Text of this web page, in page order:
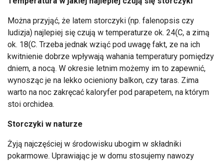
Można przyjąć, że latem storczyki (np. falenopsis czy
ludizja) najlepiej się czują w temperaturze ok. 24(C, a zimą
ok. 18(C. Trzeba jednak wziąć pod uwagę fakt, ze na ich
kwitnienie dobrze wpływają wahania temperatury pomiędzy
dniem, a nocą. W okresie letnim możemy im to zapewnić,
wynosząc je na lekko ocieniony balkon, czy taras. Zima
warto na noc zakręcać kaloryfer pod parapetem, na którym
stoi orchidea.
Storczyki w naturze
Żyją najczęściej w środowisku ubogim w składniki
pokarmowe. Uprawiając je w domu stosujemy nawozy